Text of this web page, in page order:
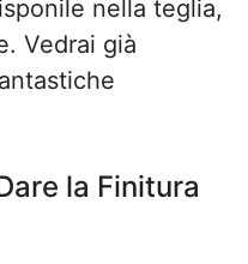
nella teglia,
Vedrai già
la Finitura